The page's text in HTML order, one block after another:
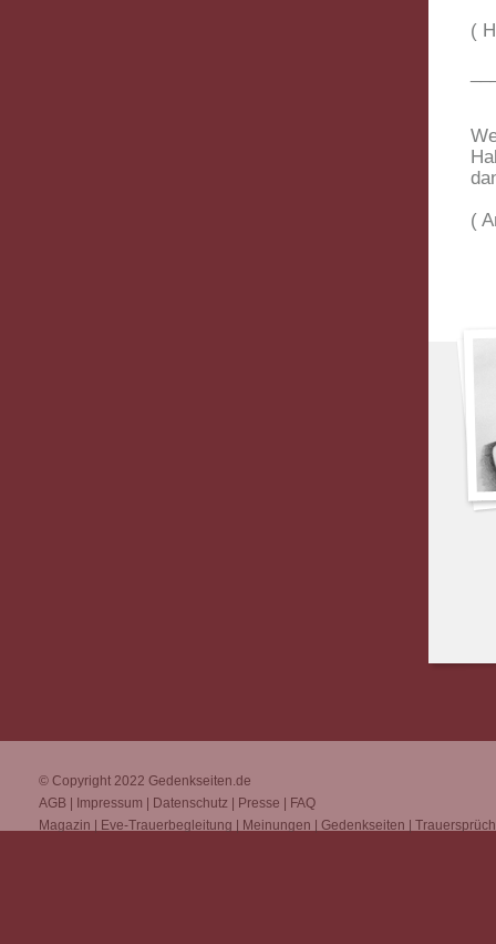
(
(
© Copyright 2022 Gedenkseiten.de
AGB
Impressum Datenschutz Presse
FAQ
Magazin
Eve-Trauerbegleitung Meinungen Gedenkseiten